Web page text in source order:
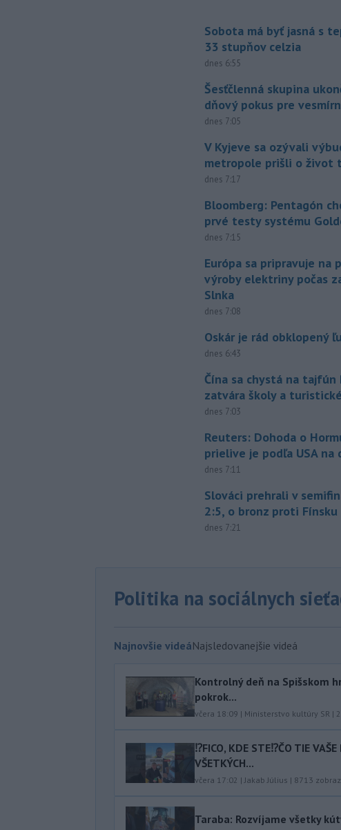
Sobota má byť jasná s
33 stupňov celzia
dnes 6:55
Šesťčlenná skupina
dňový pokus pre
dnes 7:05
V Kyjeve sa ozývali
metropole prišli o život
dnes 7:17
Bloomberg: Pentagón
prvé testy systému
dnes 7:15
Európa sa pripravuje na
výroby elektriny počas
Slnka
dnes 7:08
Oskár je rád obklopený
dnes 6:43
Čína sa chystá na tajfún
zatvára školy a
dnes 7:03
Reuters: Dohoda o
prielive je podľa USA na
dnes 7:11
Slováci prehrali v
2:5, o bronz proti Fínsku
dnes 7:21
Politika na sociálnych
Najnovšie videáNajsledovanejšie videá
Kontrolný deň na Spišskom
pokrok...
včera 18:09 | Ministerstvo kultúry SR |
⁉️FICO, KDE STE⁉️ČO TIE
VŠETKÝCH...
včera 17:02 |Jakab Július | 8713
Taraba: Rozvíjame všetky